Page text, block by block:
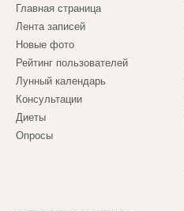
Главная страница
Лента записей
Новые фото
Рейтинг пользователей
Лунный календарь
Консультации
Диеты
Опросы